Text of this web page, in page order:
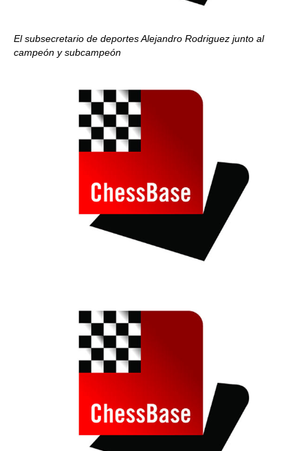
El subsecretario de deportes Alejandro Rodriguez junto al
campeón y subcampeón